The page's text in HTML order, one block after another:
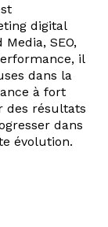
digital
SEO,
il
dans la
à fort
des résultats
dans
évolution.